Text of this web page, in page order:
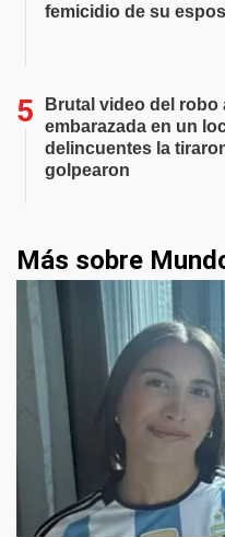
femicidio de su
Brutal video del robo
embarazada en un
delincuentes la
golpearon
Más sobre